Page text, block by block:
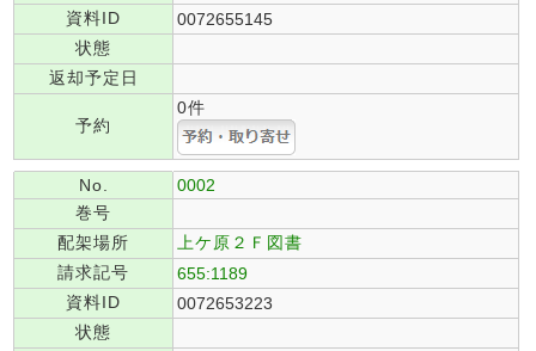
資料ID
0072655145
状態
返却予定日
予約
0件
No.
0002
巻号
配架場所
上ケ原２Ｆ図書
請求記号
655:1189
資料ID
0072653223
状態